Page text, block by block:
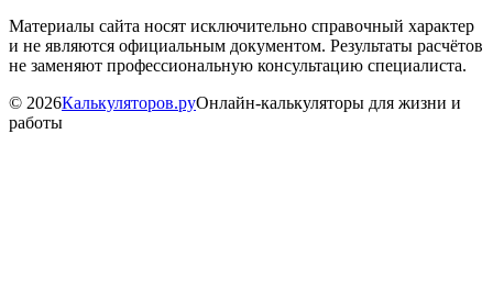
Материалы сайта носят исключительно справочный характер
и не являются официальным документом. Результаты расчётов
не заменяют профессиональную консультацию специалиста.
© 2026Калькуляторов.руОнлайн-калькуляторы для жизни и
работы